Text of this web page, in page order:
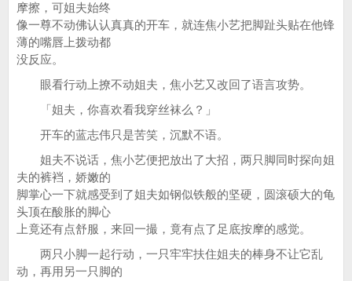
摩擦，可姐夫始终
像一尊不动佛认认真真的开车，就连焦小艺把脚趾头贴在他锋
薄的嘴唇上拨动都
没反应。
眼看行动上撩不动姐夫，焦小艺又改回了语言攻势。
「姐夫，你喜欢看我穿丝袜么？」
开车的蓝志伟只是苦笑，沉默不语。
姐夫不说话，焦小艺便把放出了大招，两只脚同时探向姐
夫的裤裆，娇嫩的
脚掌心一下就感受到了姐夫如钢似铁般的坚硬，圆滚硕大的龟
头顶在酸胀的脚心
上竟还有点舒服，来回一撮，竟有点了足底按摩的感觉。
两只小脚一起行动，一只牢牢扶住姐夫的棒身不让它乱
动，再用另一只脚的